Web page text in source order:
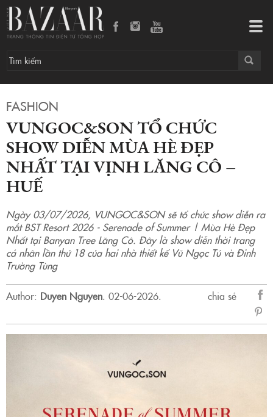
FASHION
VUNGOC&SON TỔ CHỨC
SHOW DIỄN MÙA HÈ ĐẸP
NHẤT TẠI VỊNH LĂNG CÔ –
HUẾ
Ngày 03/07/2026, VUNGOC&SON sẽ tổ chức show diễn ra
mắt BST Resort 2026 - Serenade of Summer | Mùa Hè Đẹp
Nhất tại Banyan Tree Lăng Cô. Đây là show diễn thời trang
cá nhân lần thứ 18 của hai nhà thiết kế Vũ Ngọc Tú và Đinh
Trường Tùng
Author: Duyen Nguyen. 02-06-2026.
chia sẻ
sẻ